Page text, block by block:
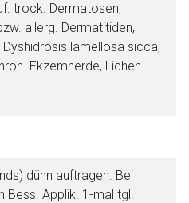
trock. Dermatosen,
allerg. Dermatitiden,
lamellosa sicca,
Ekzemherde, Lichen
dünn auftragen. Bei
Bess. Applik. 1-mal tgl.
öffnet eine externe Web-